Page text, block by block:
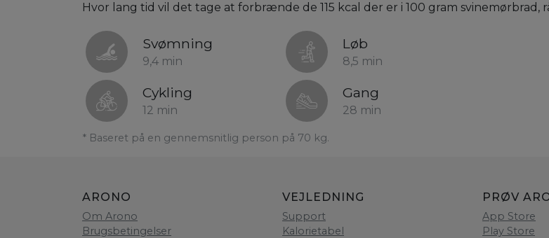
Hvor lang tid vil det tage at forbrænde de 115 kcal der er i 100 gram svinemørbrad,
Svømning
9,4 min
Løb
8,5 min
Cykling
12 min
Gang
28 min
* Baseret på en gennemsnitlig person på 70 kg.
ARONO
Om Arono
Brugsbetingelser
VEJLEDNING
Support
Kalorietabel
PRØV
App Store
Play Store